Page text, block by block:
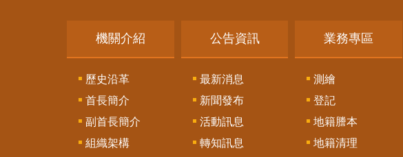
機關介紹
歷史沿革
首長簡介
副首長簡介
組織架構
公告資訊
最新消息
新聞發布
活動訊息
轉知訊息
業務專區
測繪
登記
地籍謄本
地籍清理